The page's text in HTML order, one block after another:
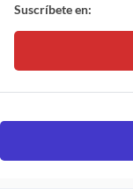
Suscríbete en: